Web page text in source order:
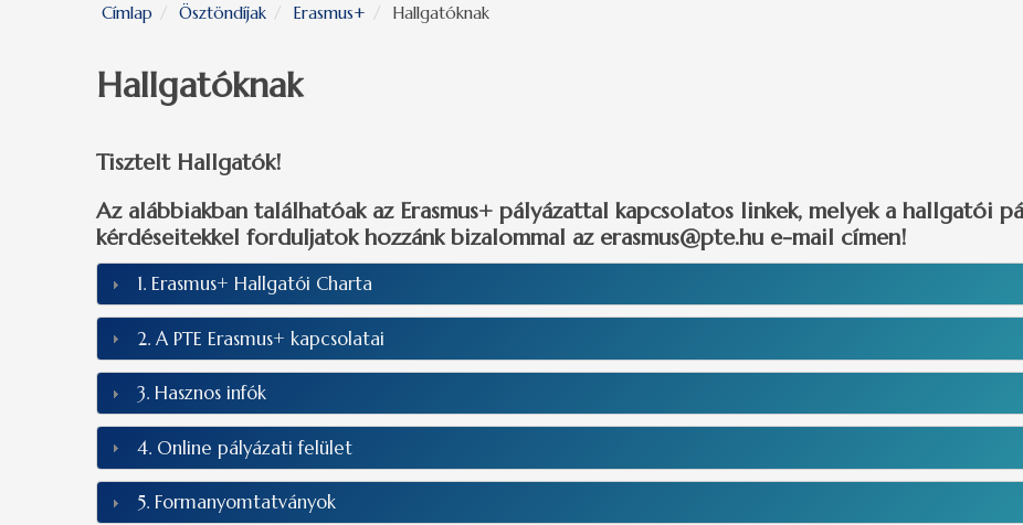
Címlap Ösztöndíjak Erasmus+ Hallgatóknak
Hallgatóknak
Tisztelt Hallgatók!
Az alábbiakban találhatóak az Erasmus+ pályázattal kapcsolatos linkek, melyek a hallgatói
kérdéseitekkel forduljatok hozzánk bizalommal az erasmus@pte.hu e-mail címen!
1. Erasmus+ Hallgatói Charta
2. A PTE Erasmus+ kapcsolatai
3. Hasznos infók
4. Online pályázati felület
5. Formanyomtatványok